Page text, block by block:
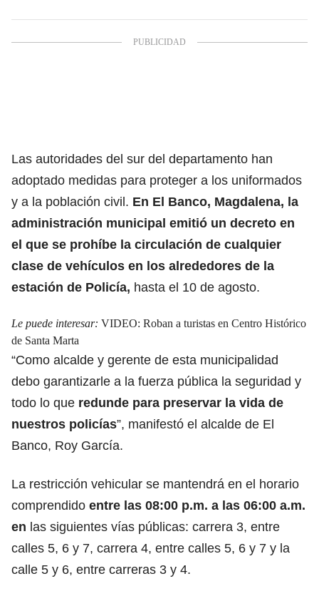
Las autoridades del sur del departamento han
adoptado medidas para proteger a los uniformados
y a la población civil. En El Banco, Magdalena, la
administración municipal emitió un decreto en
el que se prohíbe la circulación de cualquier
clase de vehículos en los alrededores de la
estación de Policía, hasta el 10 de agosto.
Le puede interesar: VIDEO: Roban a turistas en Centro Histórico
de Santa Marta
“Como alcalde y gerente de esta municipalidad
debo garantizarle a la fuerza pública la seguridad y
todo lo que redunde para preservar la vida de
nuestros policías”, manifestó el alcalde de El
Banco, Roy García.
La restricción vehicular se mantendrá en el horario
comprendido entre las 08:00 p.m. a las 06:00 a.m.
en las siguientes vías públicas: carrera 3, entre
calles 5, 6 y 7, carrera 4, entre calles 5, 6 y 7 y la
calle 5 y 6, entre carreras 3 y 4.